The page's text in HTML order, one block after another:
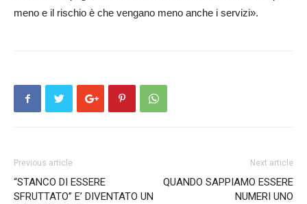
meno e il rischio è che vengano meno anche i servizi».
Previous article
“STANCO DI ESSERE
SFRUTTATO” E’ DIVENTATO UN
Next article
QUANDO SAPPIAMO ESSERE
NUMERI UNO